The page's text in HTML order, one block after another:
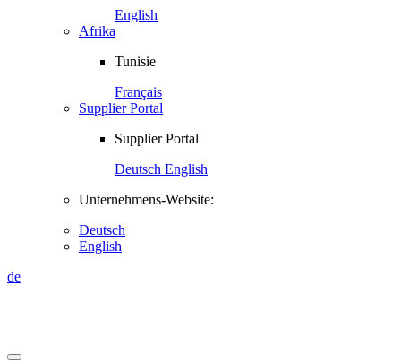
English
Afrika
Tunisie
Français
Supplier Portal
Supplier Portal
Deutsch English
Unternehmens-Website:
Deutsch
English
de